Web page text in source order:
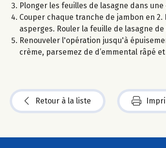
Plonger les feuilles de lasagne dans
Couper chaque tranche de jambon en
asperges. Rouler la feuille de lasagne
Renouveler l'opération jusqu'à
crème, parsemez de d’emmental râpé
Retour à la liste